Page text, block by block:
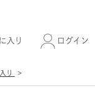
入り ログイン
り